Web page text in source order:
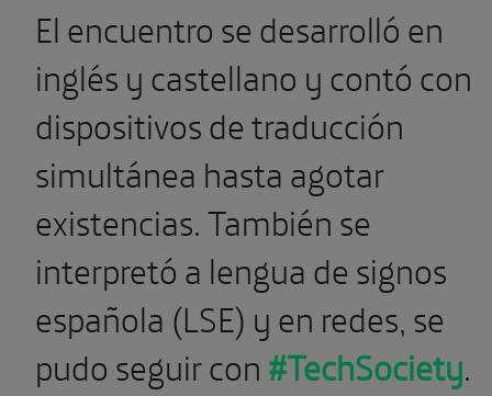
El encuentro se desarrolló en
inglés y castellano y contó con
dispositivos de traducción
simultánea hasta agotar
existencias. También se
interpretó a lengua de signos
española (LSE) y en redes, se
pudo seguir con#TechSociety.